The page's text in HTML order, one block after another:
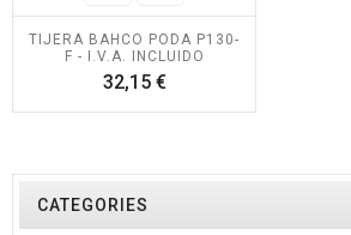
TIJERA BAHCO PODA P130-
F - I.V.A. INCLUIDO
32,15 €Precio
CATEGORIES